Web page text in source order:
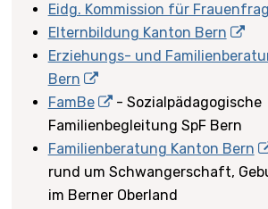
Eidg. Kommission für
Elternbildung Kanton Bern
Erziehungs- und
Bern
FamBe
- Sozialpädagogische
Familienbegleitung SpF Bern
Familienberatung Kanton Bern
rund um Schwangerschaft,
im Berner Oberland